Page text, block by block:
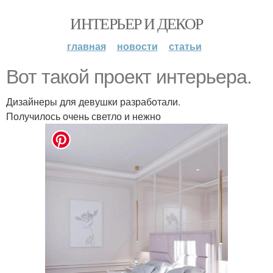
ИНТЕРЬЕР И ДЕКОР
главная новости статьи
Вот такой проект интерьера.
Дизайнеры для девушки разработали.
Получилось очень светло и нежно